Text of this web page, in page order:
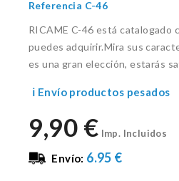
Referencia C-46
RICAME C-46 está catalogado
puedes adquirir.Mira sus
es una gran elección, estarás
ℹ️ Envío productos pesados
9,90 € Imp. Incluidos
Envío: 6.95 €